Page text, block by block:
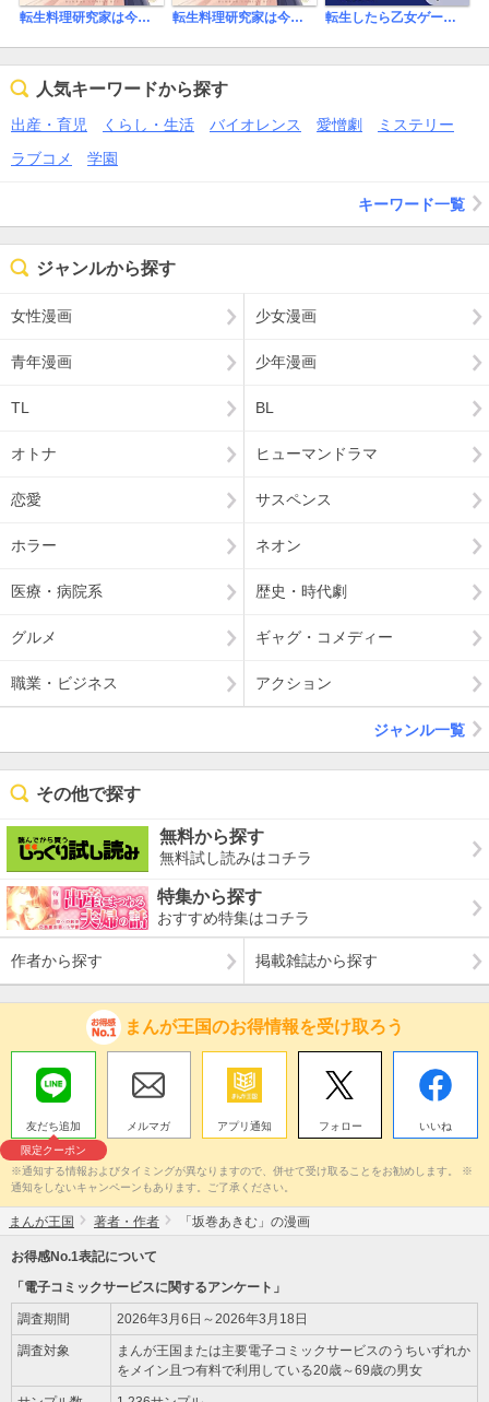
転生料理研究家は今日もマイペースに料理を作る～あなたに興味はございません～ 転生料理研究家は今日もマイペースに料理を作る～あなたに興味はございません～ 【連載版】 転生したら乙女ゲーの世界？【分冊版】
人気キーワードから探す
出産・育児 くらし・生活 バイオレンス 愛憎劇
ミステリー
ラブコメ
学園
キーワード一覧
ジャンルから探す
女性漫画 少女漫画
青年漫画 少年漫画
TL BL
オトナ ヒューマンドラマ
恋愛 サスペンス
ホラー ネオン
医療・病院系 歴史・時代劇
グルメ ギャグ・コメディー
職業・ビジネス アクション
ジャンル一覧
その他で探す
無料から探す
無料試し読みはコチラ
特集から探す
おすすめ特集はコチラ
作者から探す 掲載雑誌から探す
まんが王国のお得情報を受け取ろう
友だち追加
限定クーポン
メルマガ アプリ通知 フォロー いいね
※通知する情報およびタイミングが異なりますので、併せて受け取ることをお勧めします。 ※
通知をしないキャンペーンもあります。ご了承ください。
まんが王国 著者・作者 「坂巻あきむ」の漫画
お得感No.1表記について
「電子コミックサービスに関するアンケート」
調査期間 2026年3月6日～2026年3月18日
調査対象
まんが王国または主要電子コミックサービスのうちいずれか
をメイン且つ有料で利用している20歳～69歳の男女